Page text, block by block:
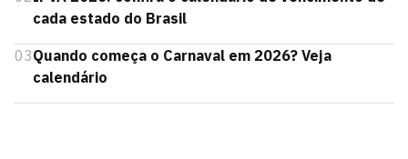
cada estado do Brasil
03Quando começa o Carnaval em 2026? Veja
calendário